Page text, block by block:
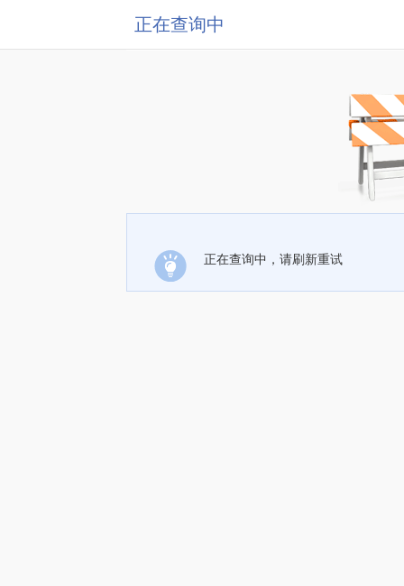
正在查询中
正在查询中，请刷新重试